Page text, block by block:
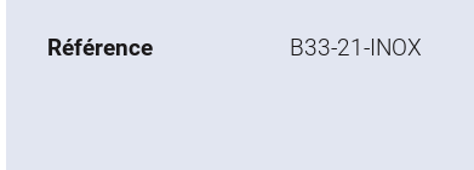
Référence B33-21-INOX